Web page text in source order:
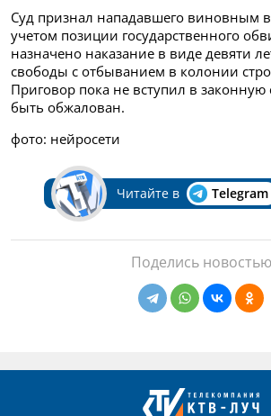
Суд признал нападавшего виновным
учетом позиции государственного
назначено наказание в виде девяти
свободы с отбыванием в колонии
Приговор пока не вступил в
быть обжалован.
фото: нейросети
Читайте в Telegram
Поделись новостью